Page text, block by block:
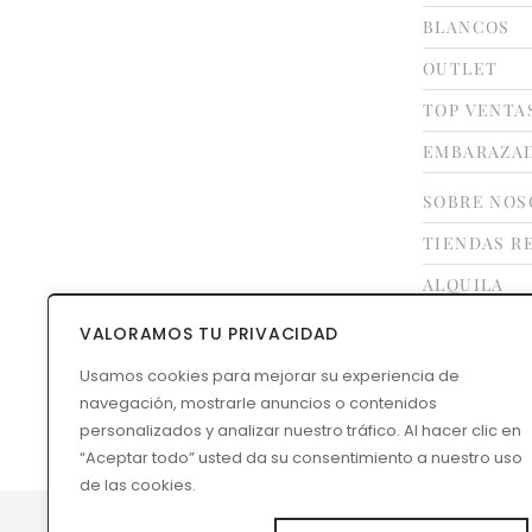
VALORAMOS TU PRIVACIDAD
Usamos cookies para mejorar su experiencia de
navegación, mostrarle anuncios o contenidos
personalizados y analizar nuestro tráfico. Al hacer clic en
“Aceptar todo” usted da su consentimiento a nuestro uso
de las cookies.
BLANCOS
OUTLET
TOP
SOBRE
TIENDAS
ALQUILA
CONTACTO
GUÍA DE